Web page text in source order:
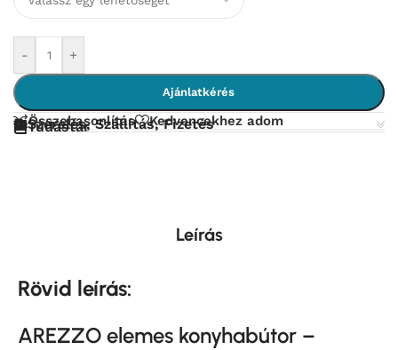
- +
Ajánlatkérés
Összehasonlítás Kedvencekhez adom
Szerelés, Szállítás, Fizetés
Tudástár
Leírás
Rövid leírás:
AREZZO elemes konyhabútor –